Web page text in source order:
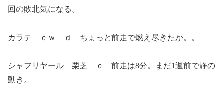
回の敗北気になる。
カラテ ｃｗ ｄ ちょっと前走で燃え尽きたか。。
シャフリヤール 栗芝 ｃ 前走は8分。まだ1週前で静の
動き。